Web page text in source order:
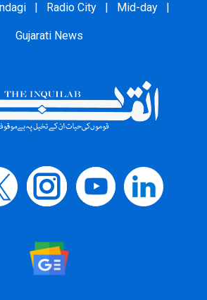
Radio City Mid-day
Gujarati News